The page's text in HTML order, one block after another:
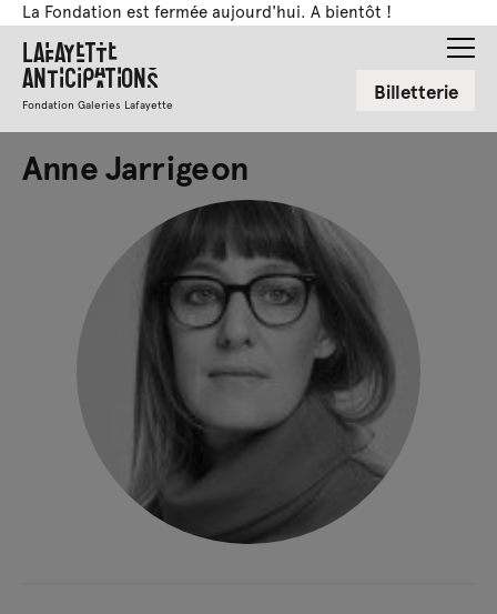
La Fondation est fermée aujourd'hui. A bientôt !
Lafayette
Anticipations
Fondation Galeries Lafayette Billetterie
Anne Jarrigeon